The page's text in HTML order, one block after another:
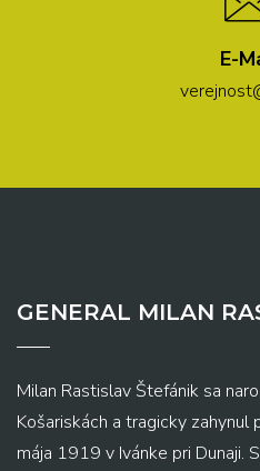
E-
GENERAL MILAN
Milan Rastislav Štefánik sa
Košariskách a tragicky
mája 1919 v Ivánke pri Dunaji.